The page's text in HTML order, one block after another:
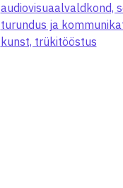
audiovisuaalvaldkond,
turundus ja
kunst, trükitööstus